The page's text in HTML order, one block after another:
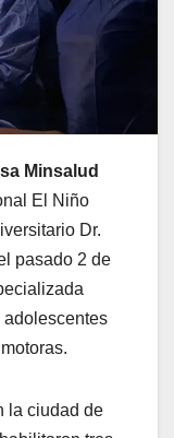
Minsalud
El Niño
Dr.
pasado 2 de
la ciudad de